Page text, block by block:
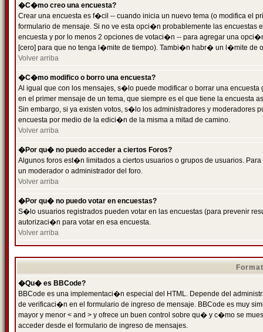
�C�mo creo una encuesta?
Crear una encuesta es f�cil -- cuando inicia un nuevo tema (o modifica el
formulario de mensaje. Si no ve esta opci�n probablemente las
encuesta y por lo menos 2 opciones de votaci�n -- para agregar una
[cero] para que no tenga l�mite de tiempo). Tambi�n habr� un l�mite de
Volver arriba
�C�mo modifico o borro una encuesta?
Al igual que con los mensajes, s�lo puede modificar o borrar una
en el primer mensaje de un tema, que siempre es el que tiene la encuesta
Sin embargo, si ya existen votos, s�lo los administradores y moderadores
encuesta por medio de la edici�n de la misma a mitad de camino.
Volver arriba
�Por qu� no puedo acceder a ciertos Foros?
Algunos foros est�n limitados a ciertos usuarios o grupos de usuarios.
un moderador o administrador del foro.
Volver arriba
�Por qu� no puedo votar en encuestas?
S�lo usuarios registrados pueden votar en las encuestas (para prevenir
autorizaci�n para votar en esa encuesta.
Volver arriba
�Qu� es BBCode?
BBCode es una implementaci�n especial del HTML. Depende del
de verificaci�n en el formulario de ingreso de mensaje. BBCode es muy
mayor y menor < and > y ofrece un buen control sobre qu� y c�mo se
acceder desde el formulario de ingreso de mensajes.